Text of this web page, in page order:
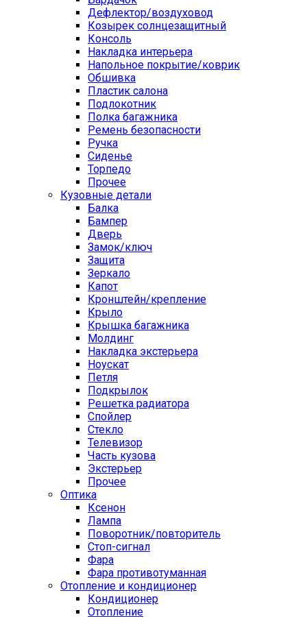
Дефлектор/воздуховод
Козырек солнцезащитный
Консоль
Накладка интерьера
Напольное покрытие/коврик
Обшивка
Пластик салона
Подлокотник
Полка багажника
Ремень безопасности
Ручка
Сиденье
Торпедо
Прочее
Кузовные детали
Балка
Бампер
Дверь
Замок/ключ
Защита
Зеркало
Капот
Кронштейн/крепление
Крыло
Крышка багажника
Молдинг
Накладка экстерьера
Ноускат
Петля
Подкрылок
Решетка радиатора
Спойлер
Стекло
Телевизор
Часть кузова
Экстерьер
Прочее
Оптика
Ксенон
Лампа
Поворотник/повторитель
Стоп-сигнал
Фара
Фара противотуманная
Отопление и кондиционер
Кондиционер
Отопление